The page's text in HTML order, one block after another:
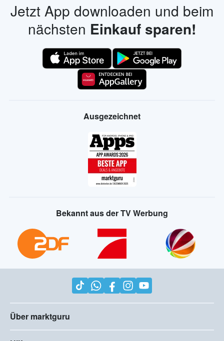
Jetzt App downloaden und beim
nächsten Einkauf sparen!
Ausgezeichnet
Bekannt aus der TV Werbung
Über marktguru